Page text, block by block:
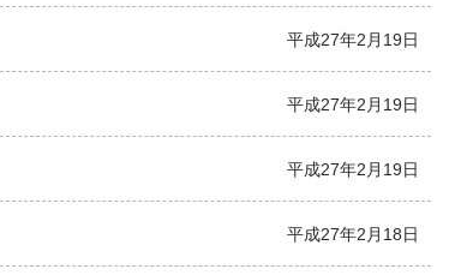
平成27年2月19日
平成27年2月19日
平成27年2月19日
平成27年2月18日